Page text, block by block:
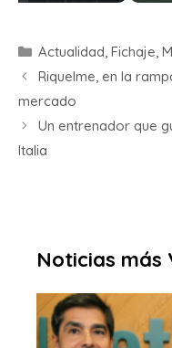
Actualidad, Fichaje,
Riquelme, en la
mercado
Un entrenador que
Italia
Noticias más